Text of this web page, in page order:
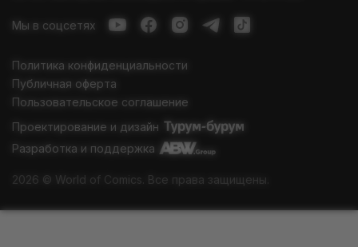
Мы в соцсетях
Политика конфиденциальности
Публичная оферта
Пользовательское соглашение
Проектирование и дизайн
Разработка и поддержка
2026 © World of Comics. Все права защищены.